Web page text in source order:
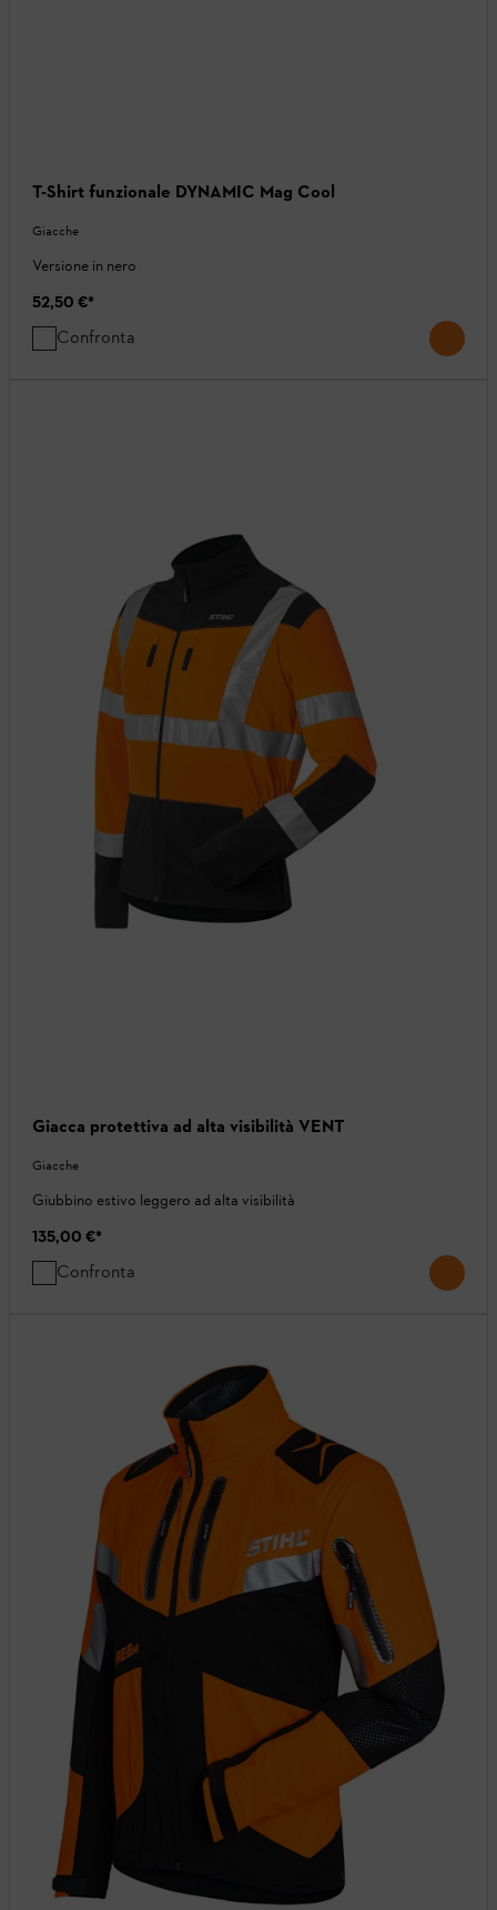
T-Shirt funzionale DYNAMIC Mag Cool
Giacche
Versione in nero
52,50 €*
Confronta
Giacca protettiva ad alta visibilità VENT
Giacche
Giubbino estivo leggero ad alta visibilità
135,00 €*
Confronta